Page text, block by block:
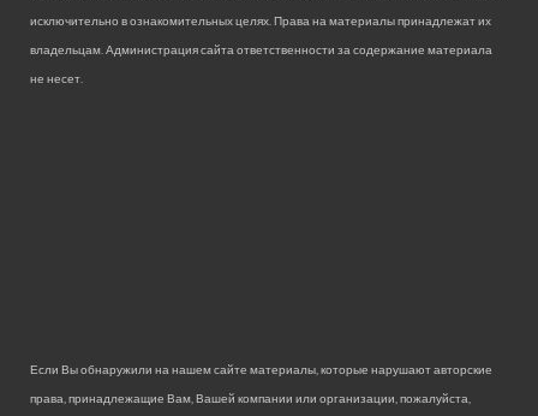
исключительно в ознакомительных целях. Права на материалы принадлежат их
владельцам. Администрация сайта ответственности за содержание материала
не несет.
Если Вы обнаружили на нашем сайте материалы, которые нарушают авторские
права, принадлежащие Вам, Вашей компании или организации, пожалуйста,